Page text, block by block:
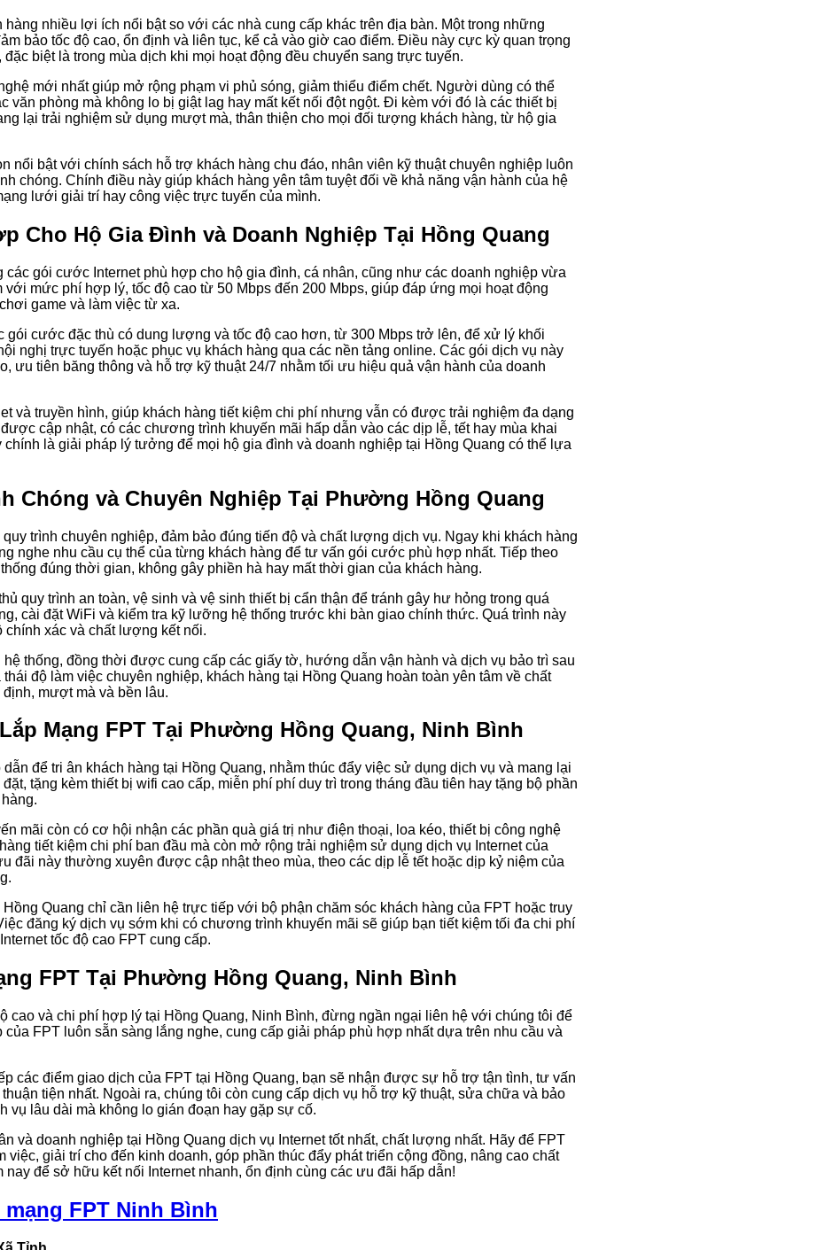
nhiều lợi ích nổi bật so với các nhà cung cấp khác trên địa bàn. Một trong những
bảo tốc độ cao, ổn định và liên tục, kể cả vào giờ cao điểm. Điều này cực kỳ quan trọng
biệt là trong mùa dịch khi mọi hoạt động đều chuyển sang trực tuyến.
mới nhất giúp mở rộng phạm vi phủ sóng, giảm thiểu điểm chết. Người dùng có thể
văn phòng mà không lo bị giật lag hay mất kết nối đột ngột. Đi kèm với đó là các thiết bị
lại trải nghiệm sử dụng mượt mà, thân thiện cho mọi đối tượng khách hàng, từ hộ gia
nổi bật với chính sách hỗ trợ khách hàng chu đáo, nhân viên kỹ thuật chuyên nghiệp luôn
chóng. Chính điều này giúp khách hàng yên tâm tuyệt đối về khả năng vận hành của hệ
lưới giải trí hay công việc trực tuyến của mình.
Cho Hộ Gia Đình và Doanh Nghiệp Tại Hồng Quang
gói cước Internet phù hợp cho hộ gia đình, cá nhân, cũng như các doanh nghiệp vừa
mức phí hợp lý, tốc độ cao từ 50 Mbps đến 200 Mbps, giúp đáp ứng mọi hoạt động
game và làm việc từ xa.
gói cước đặc thù có dung lượng và tốc độ cao hơn, từ 300 Mbps trở lên, để xử lý khối
nghị trực tuyến hoặc phục vụ khách hàng qua các nền tảng online. Các gói dịch vụ này
ưu tiên băng thông và hỗ trợ kỹ thuật 24/7 nhằm tối ưu hiệu quả vận hành của doanh
và truyền hình, giúp khách hàng tiết kiệm chi phí nhưng vẫn có được trải nghiệm đa dạng
cập nhật, có các chương trình khuyến mãi hấp dẫn vào các dịp lễ, tết hay mùa khai
là giải pháp lý tưởng để mọi hộ gia đình và doanh nghiệp tại Hồng Quang có thể lựa
Chóng và Chuyên Nghiệp Tại Phường Hồng Quang
trình chuyên nghiệp, đảm bảo đúng tiến độ và chất lượng dịch vụ. Ngay khi khách hàng
nghe nhu cầu cụ thể của từng khách hàng để tư vấn gói cước phù hợp nhất. Tiếp theo
đúng thời gian, không gây phiền hà hay mất thời gian của khách hàng.
quy trình an toàn, vệ sinh và vệ sinh thiết bị cẩn thận để tránh gây hư hỏng trong quá
cài đặt WiFi và kiểm tra kỹ lưỡng hệ thống trước khi bàn giao chính thức. Quá trình này
xác và chất lượng kết nối.
thống, đồng thời được cung cấp các giấy tờ, hướng dẫn vận hành và dịch vụ bảo trì sau
độ làm việc chuyên nghiệp, khách hàng tại Hồng Quang hoàn toàn yên tâm về chất
mượt mà và bền lâu.
Mạng FPT Tại Phường Hồng Quang, Ninh Bình
để tri ân khách hàng tại Hồng Quang, nhằm thúc đẩy việc sử dụng dịch vụ và mang lại
tặng kèm thiết bị wifi cao cấp, miễn phí phí duy trì trong tháng đầu tiên hay tặng bộ phần
mãi còn có cơ hội nhận các phần quà giá trị như điện thoại, loa kéo, thiết bị công nghệ
tiết kiệm chi phí ban đầu mà còn mở rộng trải nghiệm sử dụng dịch vụ Internet của
đãi này thường xuyên được cập nhật theo mùa, theo các dịp lễ tết hoặc dịp kỷ niệm của
Quang chỉ cần liên hệ trực tiếp với bộ phận chăm sóc khách hàng của FPT hoặc truy
đăng ký dịch vụ sớm khi có chương trình khuyến mãi sẽ giúp bạn tiết kiệm tối đa chi phí
tốc độ cao FPT cung cấp.
FPT Tại Phường Hồng Quang, Ninh Bình
cao và chi phí hợp lý tại Hồng Quang, Ninh Bình, đừng ngần ngại liên hệ với chúng tôi để
FPT luôn sẵn sàng lắng nghe, cung cấp giải pháp phù hợp nhất dựa trên nhu cầu và
các điểm giao dịch của FPT tại Hồng Quang, bạn sẽ nhận được sự hỗ trợ tận tình, tư vấn
tiện nhất. Ngoài ra, chúng tôi còn cung cấp dịch vụ hỗ trợ kỹ thuật, sửa chữa và bảo
vụ lâu dài mà không lo gián đoạn hay gặp sự cố.
và doanh nghiệp tại Hồng Quang dịch vụ Internet tốt nhất, chất lượng nhất. Hãy để FPT
giải trí cho đến kinh doanh, góp phần thúc đẩy phát triển cộng đồng, nâng cao chất
để sở hữu kết nối Internet nhanh, ổn định cùng các ưu đãi hấp dẫn!
mạng FPT Ninh Bình